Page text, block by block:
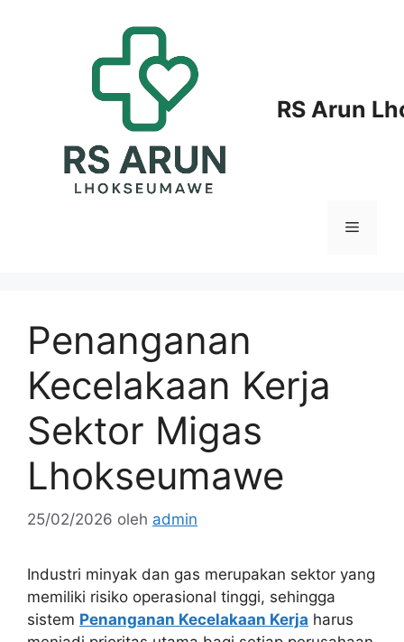
RS Arun
Menu
Penanganan
Kecelakaan Kerja
Sektor Migas
Lhokseumawe
25/02/2026 oleh admin
Industri minyak dan gas merupakan sektor yang
memiliki risiko operasional tinggi, sehingga
sistem Penanganan Kecelakaan Kerja harus